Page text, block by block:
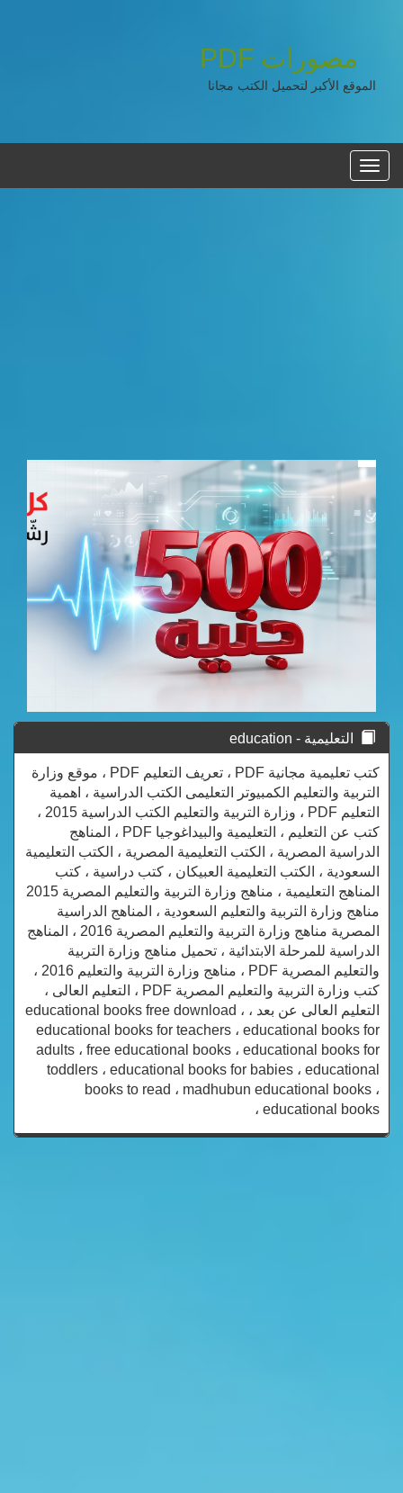
مصورات PDF
الموقع الأكبر لتحميل الكتب مجانا
القائمه
الرئيسية
التعليمية - education
كتب تعليمية مجانية PDF ، تعريف التعليم PDF ، موقع وزارة
التربية والتعليم الكمبيوتر التعليمى الكتب الدراسية ، اهمية
التعليم PDF ، وزارة التربية والتعليم الكتب الدراسية 2015 ،
كتب عن التعليم ، التعليمية والبيداغوجيا PDF ، المناهج
الدراسية المصرية ، الكتب التعليمية المصرية ، الكتب التعليمية
السعودية ، الكتب التعليمية العبيكان ، كتب دراسية ، كتب
المناهج التعليمية ، مناهج وزارة التربية والتعليم المصرية 2015
مناهج وزارة التربية والتعليم السعودية ، المناهج الدراسية
المصرية مناهج وزارة التربية والتعليم المصرية 2016 ، المناهج
الدراسية للمرحلة الابتدائية ، تحميل مناهج وزارة التربية
والتعليم المصرية PDF ، مناهج وزارة التربية والتعليم 2016 ،
كتب وزارة التربية والتعليم المصرية PDF ، التعليم العالى ،
التعليم العالى عن بعد ، educational books free download ،
educational books for teachers ، educational books for
adults ، free educational books ، educational books for
toddlers ، educational books for babies ، educational
books to read ، madhubun educational books ،
educational books ،